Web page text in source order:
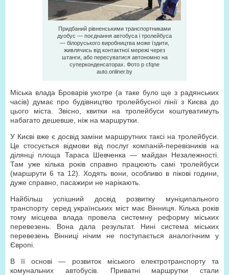
Придбаний рівненськими транспортниками
дуобус — поєднання автобуса і тролейбуса
— білоруського виробництва може їздити,
живлячись від контактної мережі через
штанги, або пересуватися автономно на
суперконденсаторах. Фото p cfqne
auto.onliner.by
Міська влада Броварів укотре (а таке було ще з радянських
часів) думає про будівництво тролейбусної лінії з Києва до
цього міста. Звісно, квитки на тролейбуси коштуватимуть
набагато дешевше, ніж на маршрутки.
У Києві вже є досвід заміни маршрутних таксі на тролейбуси.
Це стосується відмови від послуг компаній-перевізників на
ділянці площа Тараса Шевченка — майдан Незалежності.
Там уже кілька років справно працюють самі тролейбуси
(маршрути 6 та 12). Ходять вони, особливо в пікові години,
дуже справно, пасажири не нарікають.
Найбільш успішний досвід розвитку муніципального
транспорту серед українських міст має Вінниця. Кілька років
тому місцева влада провела системну реформу міських
перевезень. Вона дала результат. Нині система міських
перевезень Вінниці нічим не поступається аналогічним у
Європі.
В її основі — розвиток міського електротранспорту та
комунальних автобусів. Приватні маршрутки стали